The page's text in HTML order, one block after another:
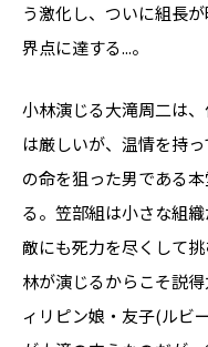
う激化し、ついに組長
界点に達する...。
小林演じる大滝周二は
は厳しいが、温情を持
の命を狙った男である
る。笠部組は小さな組
敵にも死力を尽くして
林が演じるからこそ説
ィリピン娘・友子(ルビ